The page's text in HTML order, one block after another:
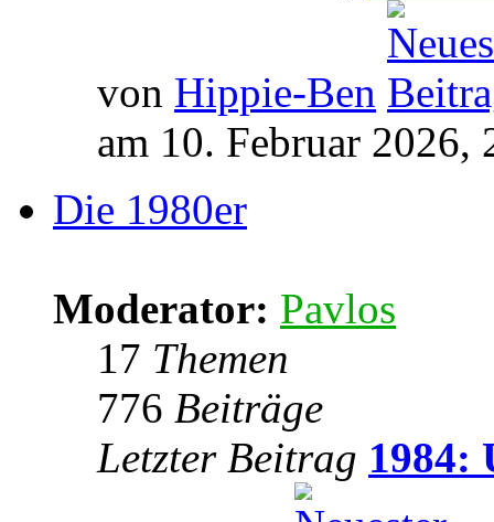
von Hippie-Ben
am 10. Februar 2026,
Die 1980er
Moderator: Pavlos
17 Themen
776 Beiträge
Letzter Beitrag 1984: